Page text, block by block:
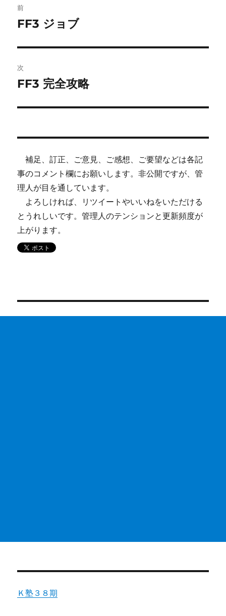
稿
ビ
ゲ
ー
ン
前
前
投
稿:
FF3 ジョブ
次
次
投
FF3 完全攻略
補足、訂正、ご意見、ご感想、ご要望などは各記
事のコメント欄にお願いします。非公開ですが、管
理人が目を通しています。
よろしければ、リツイートやいいねをいただける
とうれしいです。管理人のテンションと更新頻度が
上がります。
Ｋ塾３８期